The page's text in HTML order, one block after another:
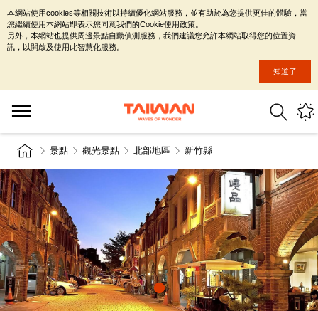
景點 觀光景點 北部地區 新竹縣
本網站使用cookies等相關技術以持續優化網站服務，並有助於為您提供更佳的體驗，當
您繼續使用本網站即表示您同意我們的Cookie使用政策。
另外，本網站也提供周邊景點自動偵測服務，我們建議您允許本網站取得您的位置資
訊，以開啟及使用此智慧化服務。
知道了